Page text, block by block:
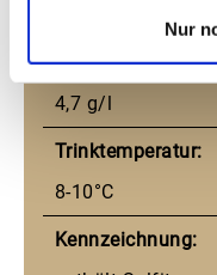
Nur
Säure:
4,7 g/l
Trinktemperatur:
8-10°C
Kennzeichnung: